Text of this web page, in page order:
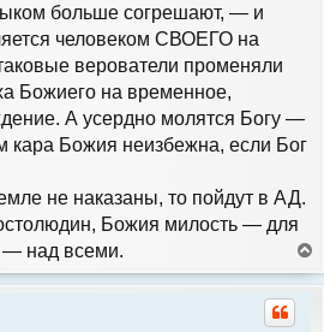
больше согрешают, — и
человеком СВОЕГО на
верователи променяли
Божиего на временное,
А усердно молятся Богу —
кара Божия неизбежна, если Бог
не наказаны, то пойдут в АД.
Божия милость — для
— над всеми.
е
р